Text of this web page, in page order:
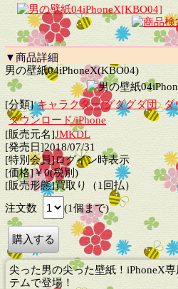
▼商品詳細
男の壁紙04iPhoneX(KBO04)
[分類] キャラクター/グダグダ団
ダ
ダウンロード/iPhone
[販売元名]JMKDL
[発売日]2018/07/31
[特別会員]ログイン時表示
[価格]￥0(税別)
[販売形態]買取り（1回払）
注文数
(1個まで)
尖った男の尖った壁紙！iPhoneX
テムで登場！